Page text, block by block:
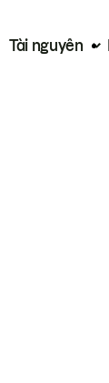
Tài nguyên